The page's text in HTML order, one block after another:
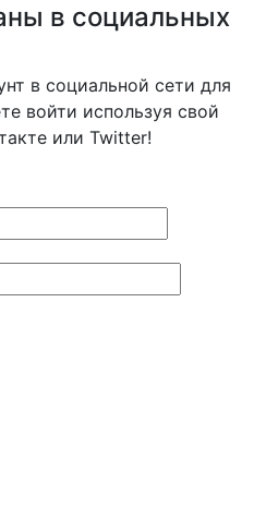
в социальных
в социальной сети для
войти используя свой
или Twitter!